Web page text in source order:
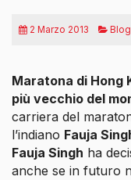
2 Marzo 2013
Maratona di Hong
più vecchio del
carriera del
l’indiano Fauja
Fauja Singh ha
anche se in futuro